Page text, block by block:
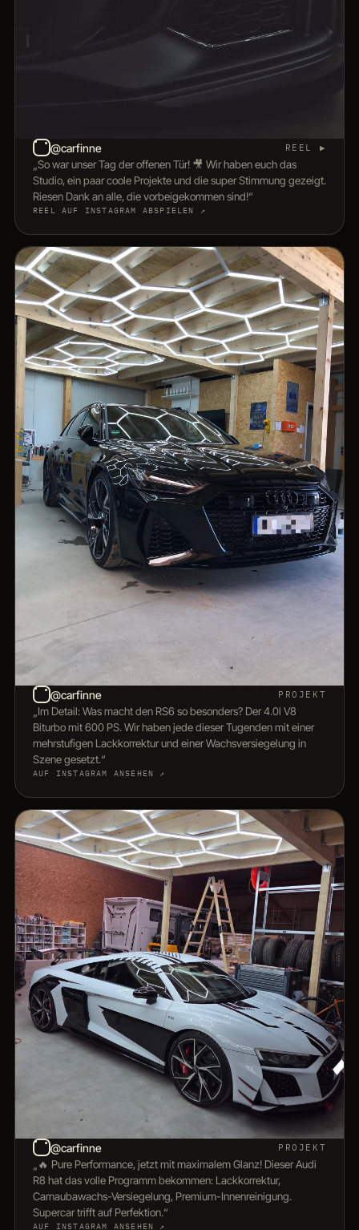
@carfinne REEL ▶
„So war unser Tag der offenen Tür! 🎥 Wir haben euch das
Studio, ein paar coole Projekte und die super Stimmung gezeigt.
Riesen Dank an alle, die vorbeigekommen sind!“
REEL AUF INSTAGRAM ABSPIELEN ↗
@carfinne PROJEKT
„Im Detail: Was macht den RS6 so besonders? Der 4.0l V8
Biturbo mit 600 PS. Wir haben jede dieser Tugenden mit einer
mehrstufigen Lackkorrektur und einer Wachsversiegelung in
Szene gesetzt.“
AUF INSTAGRAM ANSEHEN ↗
@carfinne PROJEKT
„🔥 Pure Performance, jetzt mit maximalem Glanz! Dieser Audi
R8 hat das volle Programm bekommen: Lackkorrektur,
Carnaubawachs-Versiegelung, Premium-Innenreinigung.
Supercar trifft auf Perfektion.“
AUF INSTAGRAM ANSEHEN ↗